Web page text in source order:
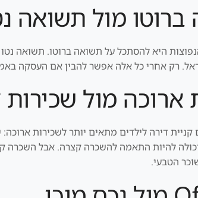
מול תשואה
היא להסתכל על תשואה ברוטו. תשואה נטו
רק אחרי כל אלה אפשר להבין אם העסקה
ארוכה מול
דירה לילדים מתאים יותר לשכירות ארוכה:
להיות התאמה להשכרה קצרה. אבל השכרה
הטבעי.